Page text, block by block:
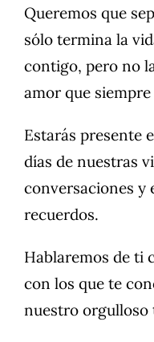
Queremos que
sólo termina la
contigo, pero no
amor que
Estarás presente
días de nuestras
conversaciones y
recuerdos.
Hablaremos de ti
con los que te
nuestro orgulloso